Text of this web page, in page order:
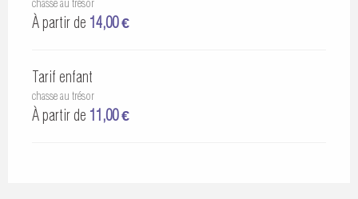
chasse au trésor
À partir de 14,00 €
Tarif enfant
chasse au trésor
À partir de 11,00 €